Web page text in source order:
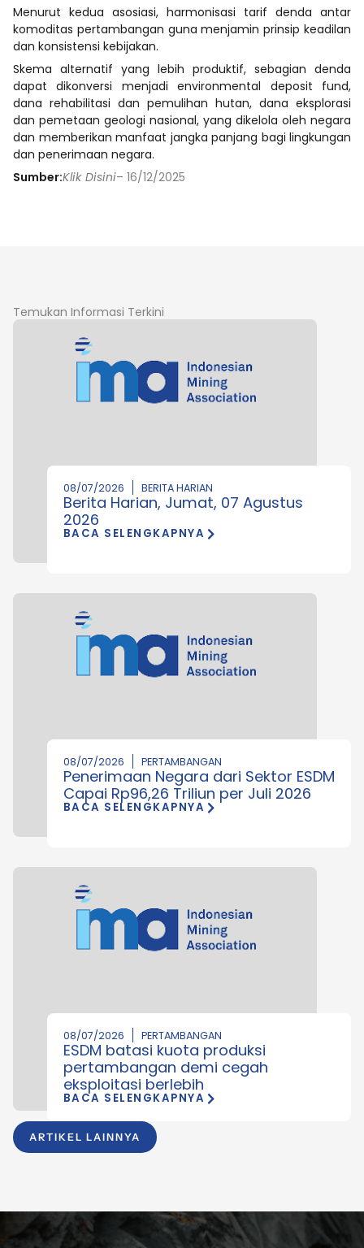
Menurut kedua asosiasi, harmonisasi tarif denda antar
komoditas pertambangan guna menjamin prinsip keadilan
dan konsistensi kebijakan.
Skema alternatif yang lebih produktif, sebagian denda
dapat dikonversi menjadi environmental deposit fund,
dana rehabilitasi dan pemulihan hutan, dana eksplorasi
dan pemetaan geologi nasional, yang dikelola oleh negara
dan memberikan manfaat jangka panjang bagi lingkungan
dan penerimaan negara.
Sumber:Klik Disini– 16/12/2025
Temukan Informasi Terkini
ARTIKEL LAINNYA
08/07/2026 BERITA HARIAN
Berita Harian, Jumat, 07 Agustus
2026
BACA SELENGKAPNYA
08/07/2026 PERTAMBANGAN
Penerimaan Negara dari Sektor ESDM
Capai Rp96,26 Triliun per Juli 2026
BACA SELENGKAPNYA
08/07/2026 PERTAMBANGAN
ESDM batasi kuota produksi
pertambangan demi cegah
eksploitasi berlebih
BACA SELENGKAPNYA